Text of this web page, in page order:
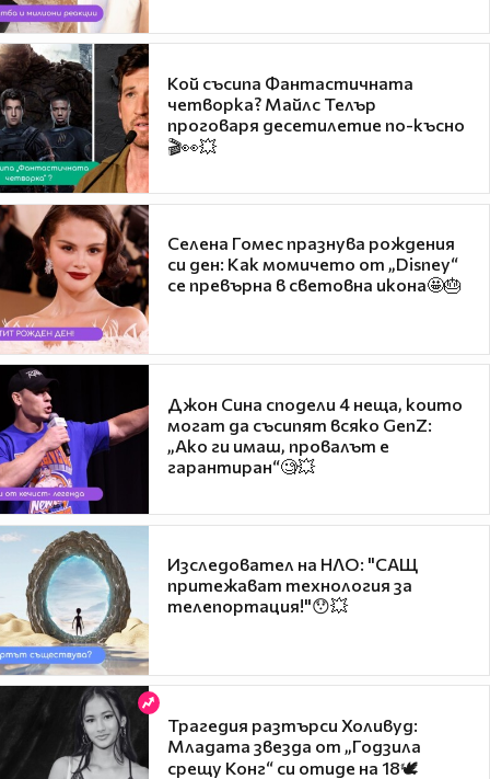
Кой съсипа Фантастичната
четворка? Майлс Телър
проговаря десетилетие по-късно
🎬👀💥
Селена Гомес празнува рождения
си ден: Как момичето от „Disney“
се превърна в световна икона🤩🎂
Джон Сина сподели 4 неща, които
могат да съсипят всяко GenZ:
„Ако ги имаш, провалът е
гарантиран“🧐💥
Изследовател на НЛО: "САЩ
притежават технология за
телепортация!"😯💥
Трагедия разтърси Холивуд:
Младата звезда от „Годзила
срещу Конг“ си отиде на 18🕊️